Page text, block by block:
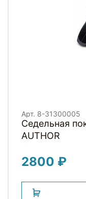
Арт. 8-31300005
Седельная покрышка
AUTHOR
2800 ₽